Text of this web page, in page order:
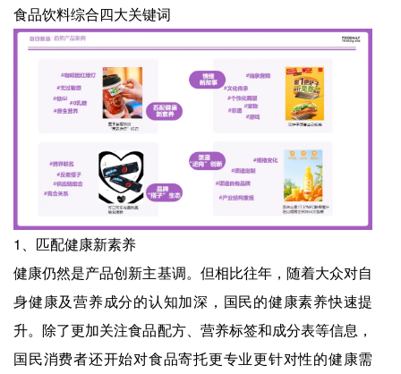
食品饮料综合四大关键词
1、匹配健康新素养
健康仍然是产品创新主基调。但相比往年，随着大众对自
身健康及营养成分的认知加深，国民的健康素养快速提
升。除了更加关注食品配方、营养标签和成分表等信息，
国民消费者还开始对食品寄托更专业更针对性的健康需